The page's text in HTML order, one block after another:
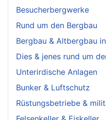
Besucherbergwerke
Rund um den Bergbau
Bergbau & Altbergbau
Dies & jenes rund um
Unterirdische Anlagen
Bunker & Luftschutz
Rüstungsbetriebe &